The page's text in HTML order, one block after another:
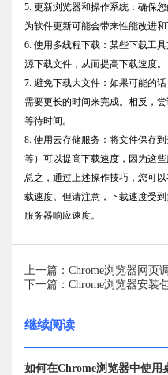
5. 更新浏览器和操作系统：确保
为软件更新可能会带来性能改进和
6. 使用多线程下载：某些下载工
源下载文件，从而提高下载速度。
7. 避免下载大文件：如果可能的
需要更长的时间来完成。相反，
等待时间。
8. 使用云存储服务：将文件保存
等）可以提高下载速度，因为这
总之，通过上述操作技巧，您可
载速度。但请注意，下载速度受
服务器响应速度。
上一篇：Chrome浏览器网页
下一篇：Chrome浏览器安装
继续阅读
如何在Chrome浏览器中使用